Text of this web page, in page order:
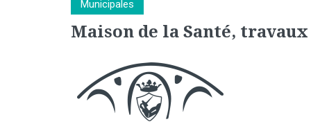
Municipales
Maison de la Santé, travaux